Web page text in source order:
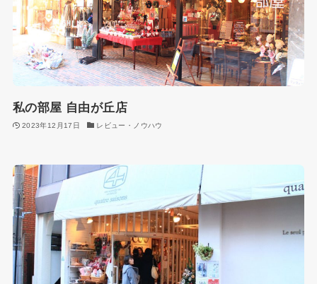
私の部屋 自由が丘店
2023年12月17日 レビュー・ノウハウ